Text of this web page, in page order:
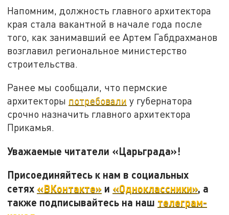
Напомним, должность главного архитектора
края стала вакантной в начале года после
того, как занимавший ее Артем Габдрахманов
возглавил региональное министерство
строительства.
Ранее мы сообщали, что пермские
архитекторы потребовали у губернатора
срочно назначить главного архитектора
Прикамья.
Уважаемые читатели «Царьграда»!
Присоединяйтесь к нам в социальных
сетях «ВКонтакте» и «Одноклассники», а
также подписывайтесь на наш телеграм-